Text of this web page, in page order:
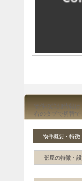
物件の詳細情報は
右のタブで切替で
物件概要・特徴
部屋の特徴・